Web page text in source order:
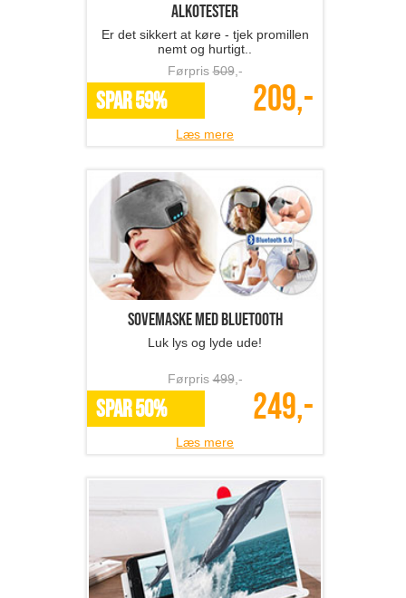
Alkotester
Er det sikkert at køre - tjek promillen
nemt og hurtigt..
Førpris509,-
SPAR 59% 209,-
Læs mere
Sovemaske med bluetooth
Luk lys og lyde ude!
Førpris499,-
SPAR 50% 249,-
Læs mere